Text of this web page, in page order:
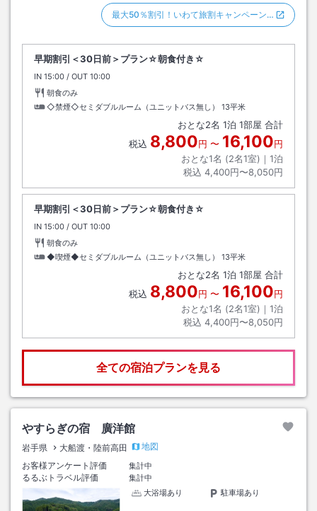
最大50％割引！いわて旅割キャンペーン…
早期割引＜30日前＞プラン☆朝食付き☆
IN チェックイン
15:00 / OUT チェックアウト
10:00
朝食のみ
◇禁煙◇セミダブルルーム（ユニットバス無し）
13平米
おとな2名 1泊 1部屋 合計
税込 8,800円 〜 16,100円
おとな1名 (2名1室)｜ 1泊
税込 4,400円〜8,050円
早期割引＜30日前＞プラン☆朝食付き☆
IN チェックイン
15:00 / OUT チェックアウト
10:00
朝食のみ
◆喫煙◆セミダブルルーム（ユニットバス無し）
13平米
おとな2名 1泊 1部屋 合計
税込 8,800円 〜 16,100円
おとな1名 (2名1室)｜ 1泊
税込 4,400円〜8,050円
全ての宿泊プランを見る
やすらぎの宿 廣洋館
岩手県 大船渡・陸前高田
地図
お客様アンケート評価
集計中
るるぶトラベル評価
集計中
大浴場あり
駐車場あり